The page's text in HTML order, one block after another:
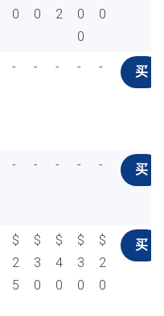
0
0
2
0
0
0
- - - - - 买
- - - - - 买
$
2
5
$
3
0
$
4
0
$
3
0
$
2
0
买